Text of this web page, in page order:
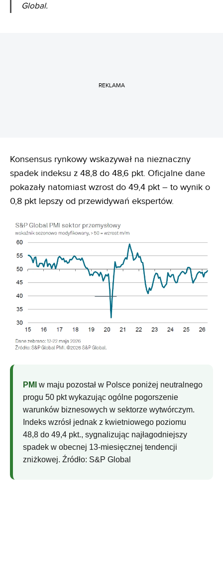
Global.
REKLAMA
Konsensus rynkowy wskazywał na nieznaczny
spadek indeksu z 48,8 do 48,6 pkt. Oficjalne dane
pokazały natomiast wzrost do 49,4 pkt – to wynik o
0,8 pkt lepszy od przewidywań ekspertów.
PMI w maju pozostał w Polsce poniżej neutralnego
progu 50 pkt wykazując ogólne pogorszenie
warunków biznesowych w sektorze wytwórczym.
Indeks wzrósł jednak z kwietniowego poziomu
48,8 do 49,4 pkt., sygnalizując najłagodniejszy
spadek w obecnej 13-miesięcznej tendencji
zniżkowej. Źródło: S&P Global